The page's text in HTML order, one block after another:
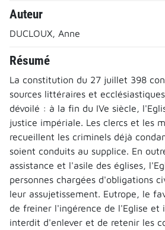
Auteur
DUCLOUX, Anne
Résumé
La constitution du 27 juillet 398
sources littéraires et
dévoilé : à la fin du IVe siècle,
justice impériale. Les clercs et les
recueillent les criminels déjà
soient conduits au supplice. En
assistance et l'asile des églises,
personnes chargées d'obligations
leur assujetissement. Eutrope, le
de freiner l'ingérence de l'Eglise et
interdit d'enlever et de retenir les